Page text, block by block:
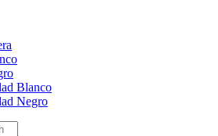
Blanco
Negro